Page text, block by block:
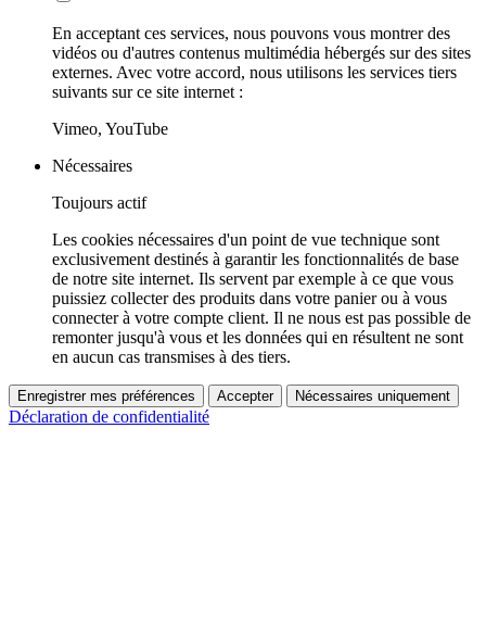
En acceptant ces services, nous pouvons vous montrer des
vidéos ou d'autres contenus multimédia hébergés sur des sites
externes. Avec votre accord, nous utilisons les services tiers
suivants sur ce site internet :
Vimeo, YouTube
Nécessaires
Toujours actif
Les cookies nécessaires d'un point de vue technique sont
exclusivement destinés à garantir les fonctionnalités de base
de notre site internet. Ils servent par exemple à ce que vous
puissiez collecter des produits dans votre panier ou à vous
connecter à votre compte client. Il ne nous est pas possible de
remonter jusqu'à vous et les données qui en résultent ne sont
en aucun cas transmises à des tiers.
Enregistrer mes préférences Accepter Nécessaires uniquement
Déclaration de confidentialité